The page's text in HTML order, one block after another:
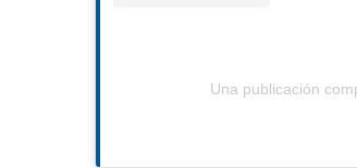
Una publicación